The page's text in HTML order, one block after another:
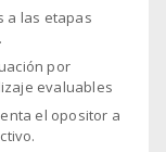
a las etapas
por
evaluables
el opositor a